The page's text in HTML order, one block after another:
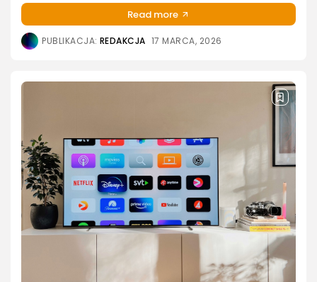
Read more
PUBLIKACJA: REDAKCJA 17 MARCA, 2026